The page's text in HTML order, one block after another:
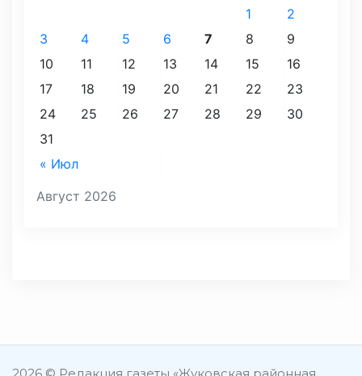
Август 2026
« Июл
1
2
3
4 5 6 7 8
9
10
11 12 13 14 15
16
17
18 19 20 21 22
23
24
25 26 27 28 29
30
31